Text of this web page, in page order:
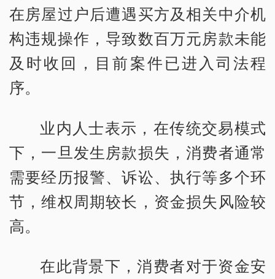
在房屋过户后遭遇买方及相关中介机
构违规操作，导致数百万元房款未能
及时收回，目前案件已进入司法程
序。
业内人士表示，在传统交易模式
下，一旦发生房款损失，消费者通常
需要经历报警、诉讼、执行等多个环
节，维权周期较长，资金损失风险较
高。
在此背景下，消费者对于资金安